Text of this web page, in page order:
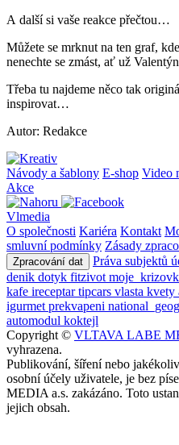
A další si vaše reakce přečtou…
Můžete se mrknut na ten graf,
nenechte se zmást, ať už
Třeba tu najdeme něco tak
inspirovat…
Autor: Redakce
Návody a šablony E-shop Video
Akce
Vlmedia
O společnosti Kariéra Kontakt
smluvní podmínky Zásady
Zpracování dat
Práva subjektů
denik dotyk fitzivot
kafe ireceptartipcars vlasta kvety
igurmet prekvapeni
automodul koktejl
Copyright © VLTAVA LABE
vyhrazena.
Publikování, šíření nebo
osobní účely uživatele, je bez
MEDIA a.s. zakázáno. Toto
jejich obsah.